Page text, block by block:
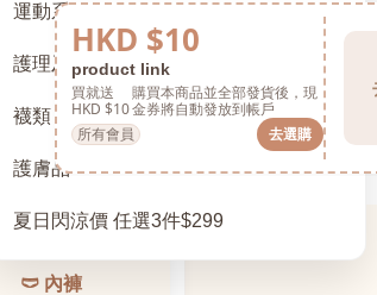
運動系列
護理及配件
襪類
護膚品
夏日閃涼價 任選3件$299
HKD $10
product link
買就送
HKD $10
購買本商品並全部發貨後，現
金券將自動發放到帳戶
所有會員
去選購
🩲 內褲